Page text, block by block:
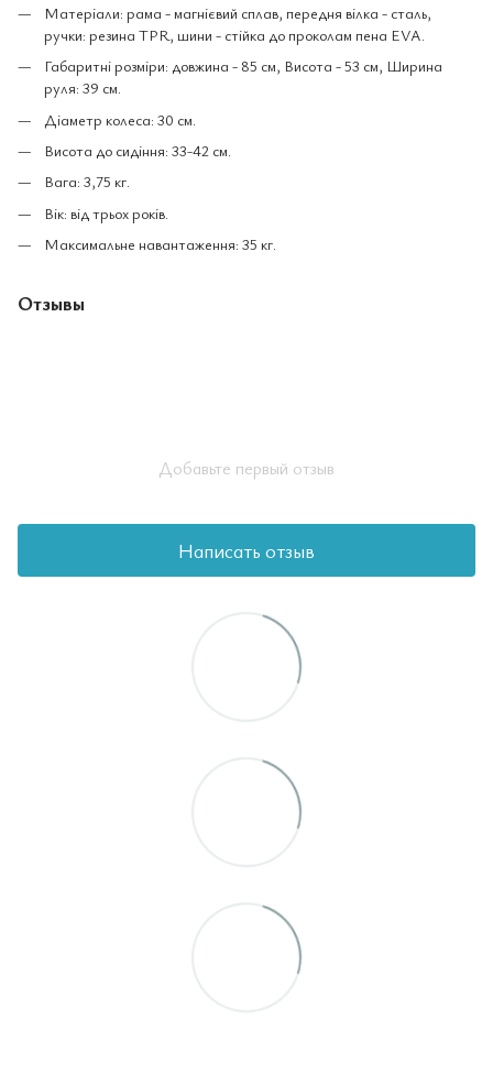
Матеріали: рама - магнієвий сплав, передня вілка - сталь,
ручки: резина TPR, шини - стійка до проколам пена EVA.
Габаритні розміри: довжина - 85 см, Висота - 53 см, Ширина
руля: 39 см.
Діаметр колеса: 30 см.
Висота до сидіння: 33-42 см.
Вага: 3,75 кг.
Вік: від трьох років.
Максимальне навантаження: 35 кг.
Отзывы
Добавьте первый отзыв
Написать отзыв